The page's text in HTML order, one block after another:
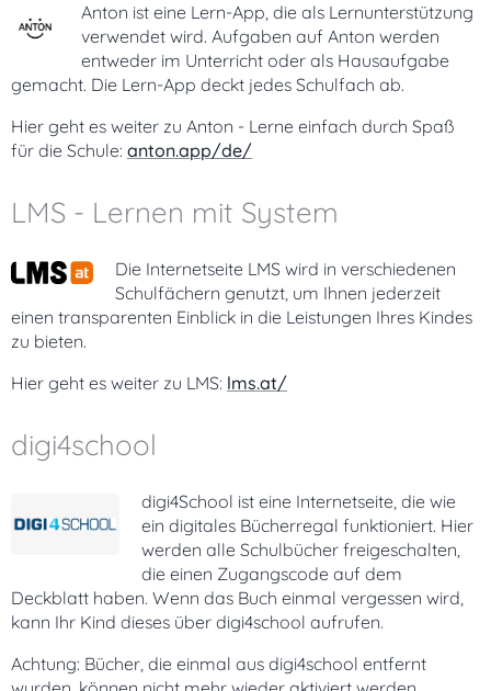
Anton ist eine Lern-App, die als Lernunterstützung
verwendet wird. Aufgaben auf Anton werden
entweder im Unterricht oder als Hausaufgabe
gemacht. Die Lern-App deckt jedes Schulfach ab.
Hier geht es weiter zu Anton - Lerne einfach durch Spaß
für die Schule: anton.app/de/
LMS - Lernen mit System
Die Internetseite LMS wird in verschiedenen
Schulfächern genutzt, um Ihnen jederzeit
einen transparenten Einblick in die Leistungen Ihres Kindes
zu bieten.
Hier geht es weiter zu LMS: lms.at/
digi4school
digi4School ist eine Internetseite, die wie
ein digitales Bücherregal funktioniert. Hier
werden alle Schulbücher freigeschalten,
die einen Zugangscode auf dem
Deckblatt haben. Wenn das Buch einmal vergessen wird,
kann Ihr Kind dieses über digi4school aufrufen.
Achtung: Bücher, die einmal aus digi4school entfernt